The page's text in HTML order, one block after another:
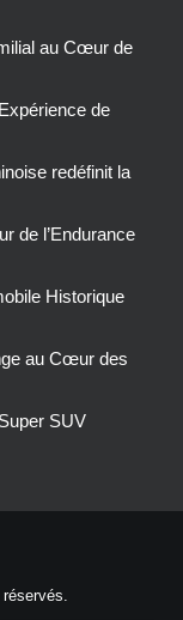
au Cœur de
de
redéfinit la
de l’Endurance
Historique
au Cœur des
SUV